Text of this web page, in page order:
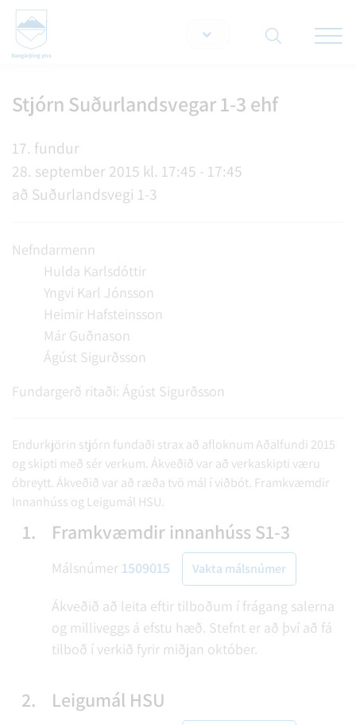
Stjórn Suðurlandsvegar 1-3 ehf
17. fundur
28. september 2015 kl. 17:45 - 17:45
að Suðurlandsvegi 1-3
Nefndarmenn
Hulda Karlsdóttir
Yngvi Karl Jónsson
Heimir Hafsteinsson
Már Guðnason
Ágúst Sigurðsson
Fundargerð ritaði: Ágúst Sigurðsson
Endurkjörin stjórn fundaði strax að afloknum Aðalfundi 2015
og skipti með sér verkum. Ákveðið var að verkaskipti væru
óbreytt. Ákveðið var að ræða tvö mál í viðbót. Framkvæmdir
Innanhúss og Leigumál HSU.
1. Framkvæmdir innanhúss S1-3
Málsnúmer 1509015 Vakta málsnúmer
Ákveðið að leita eftir tilboðum í frágang salerna
og milliveggs á efstu hæð. Stefnt er að því að fá
tilboð í verkið fyrir miðjan október.
2. Leigumál HSU
Leita á vef